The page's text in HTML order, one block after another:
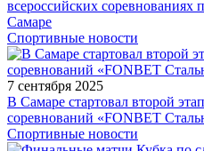
всероссийских соревнованиях
Самаре
Спортивные новости
7 сентября 2025
В Самаре стартовал второй
соревнований «FONBET
Спортивные новости